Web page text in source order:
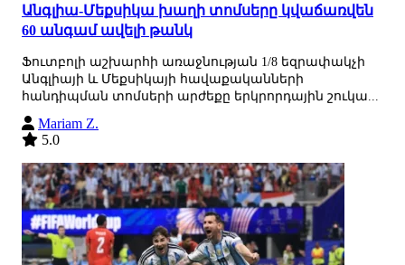
Անգլիա-Մեքսիկա խաղի տոմսերը կվաճառվեն
60 անգամ ավելի թանկ
Ֆուտբոլի աշխարհի առաջնության 1/8 եզրափակչի
Անգլիայի և Մեքսիկայի հավաքականների
հանդիպման տոմսերի արժեքը երկրորդային շուկա...
Mariam Z.
5.0